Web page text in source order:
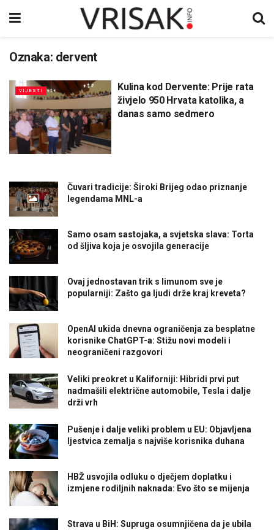
Oznaka: dervent
VIJESTI
Kulina kod Dervente: Prije rata
živjelo 950 Hrvata katolika, a
danas samo sedmero
Čuvari tradicije: Široki Brijeg odao priznanje
legendama MNL-a
Samo osam sastojaka, a svjetska slava: Torta
od šljiva koja je osvojila generacije
Ovaj jednostavan trik s limunom sve je
popularniji: Zašto ga ljudi drže kraj kreveta?
OpenAI ukida dnevna ograničenja za besplatne
korisnike ChatGPT-a: Stižu novi modeli i
neograničeni razgovori
Veliki preokret u Kaliforniji: Hibridi prvi put
nadmašili električne automobile, Tesla i dalje
drži vrh
Pušenje i dalje veliki problem u EU: Objavljena
ljestvica zemalja s najviše korisnika duhana
HBŽ usvojila odluku o dječjem doplatku i
izmjene rodiljnih naknada: Evo što se mijenja
Strava u BiH: Supruga osumnjičena da je ubila